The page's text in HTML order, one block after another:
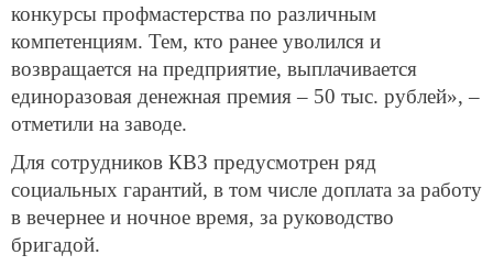
конкурсы профмастерства по различным
компетенциям. Тем, кто ранее уволился и
возвращается на предприятие, выплачивается
единоразовая денежная премия – 50 тыс. рублей», –
отметили на заводе.
Для сотрудников КВЗ предусмотрен ряд
социальных гарантий, в том числе доплата за работу
в вечернее и ночное время, за руководство
бригадой.